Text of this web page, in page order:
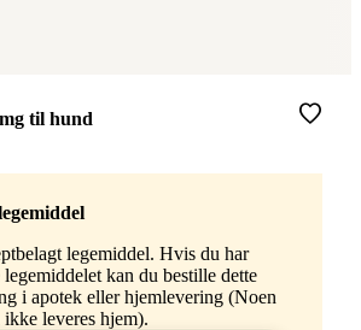
til hund
legemiddel. Hvis du har
legemiddelet kan du bestille dette
i apotek eller hjemlevering (Noen
leveres hjem).